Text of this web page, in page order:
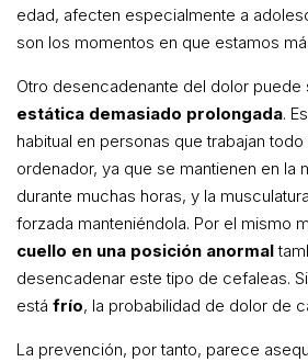
edad, afecten especialmente a
son los momentos en que estamos
Otro desencadenante del dolor puede
estática demasiado prolongada.
habitual en personas que trabajan
ordenador, ya que se mantienen en la
durante muchas horas, y la
forzada manteniéndola. Por el mismo
cuello en una posición anormal
desencadenar este tipo de cefaleas.
está frío, la probabilidad de dolor de
La prevención, por tanto, parece